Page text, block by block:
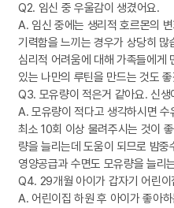
Q2. 임신 중 우울감이 생겼어요.
A. 임신 중에는 생리적 호르몬의
기력함을 느끼는 경우가 상당히 많
심리적 어려움에 대해 가족들에게
있는 나만의 루틴을 만드는 것도
Q3. 모유량이 적은거 같아요. 신
A. 모유량이 적다고 생각하시면 수
최소 10회 이상 물려주시는 것이
량을 늘리는데 도움이 되므로 밤
영양공급과 수면도 모유량을 늘리
Q4. 29개월 아이가 갑자기 어린이
A. 어린이집 하원 후 아이가 좋아